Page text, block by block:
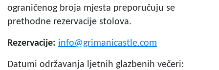
ograničenog broja mjesta preporučuju se
prethodne rezervacije stolova.
Rezervacije: info@grimanicastle.com
Datumi održavanja ljetnih glazbenih večeri: